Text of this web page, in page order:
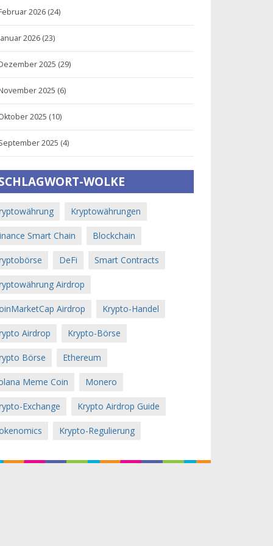
2026 (24)
2026 (23)
2025 (29)
2025 (6)
2025 (10)
2025 (4)
WOLKE
Kryptowährungen
Smart Chain Blockchain
DeFi Smart Contracts
Airdrop
Airdrop Krypto-Handel
Airdrop Krypto-Börse
Börse Ethereum
Meme Coin Monero
Exchange Krypto Airdrop Guide
Krypto-Regulierung